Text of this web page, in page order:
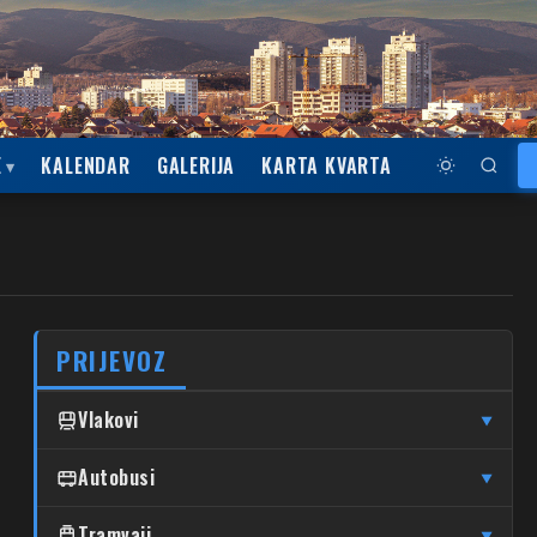
KALENDAR GALERIJA KARTA KVARTA
PRIJEVOZ
Vlakovi ▼
Čulinec Čulinec
Trnava Trnava
Autobusi ▼
DUBRAVA